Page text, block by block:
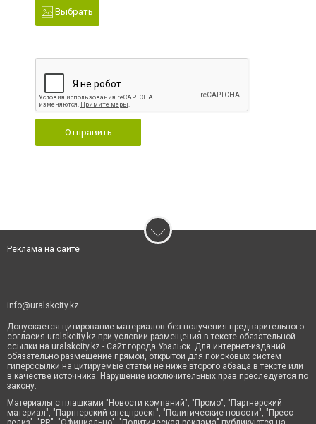
Выбрать
Отправить
Реклама на сайте
info@uralskcity.kz
Допускается цитирование материалов без получения предварительного
согласия uralskcity.kz при условии размещения в тексте обязательной
ссылки на uralskcity.kz - Сайт города Уральск. Для интернет-изданий
обязательно размещение прямой, открытой для поисковых систем
гиперссылки на цитируемые статьи не ниже второго абзаца в тексте или
в качестве источника. Нарушение исключительных прав преследуется по
закону.
Материалы с плашками "Новости компаний", "Промо", "Партнерский
материал", "Партнерский спецпроект", "Политические новости", "Пресс-